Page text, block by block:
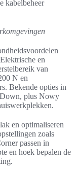
kabelbeheer
en
van
N en
Bekende opties in
plus Nowy
en optimaliseren
zoals
passen in
en hoek bepalen de